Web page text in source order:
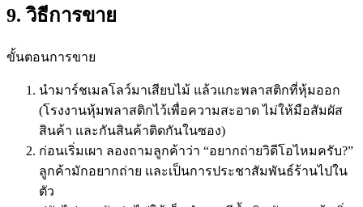
9. วิธีการขาย
ขั้นตอนการขาย
นำมาร์ชเมลโลว์มาเสียบไม้ แล้วแกะพลาสติกที่หุ้มออก
(โรงงานหุ้มพลาสติกไว้เพื่อความสะอาด ไม่ให้มือสัมผัส
สินค้า และกันสินค้าติดกันในซอง)
ก่อนเริ่มเผา ลองถามลูกค้าว่า “อยากถ่ายวิดีโอไหมครับ?”
ลูกค้ามักอยากถ่าย และเป็นการประชาสัมพันธ์ร้านไปใน
ตัว